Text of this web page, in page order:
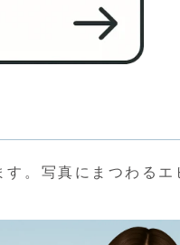
。写真にまつわる